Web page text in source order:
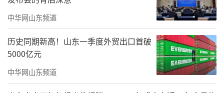
巧、情绪管理、相处方式等内容展开专题讲
解。摒弃枯燥的理论说教，活动创新采用情景
模拟、互动答疑、正反案例对比等形式，直观
展现日常沟通中的误区，细致拆解不当沟通带
来的负面影响，同时手把手引导家长学习温
和、理性的沟通方法。
中华网山东频道
历史同期新高！山东一季度外贸出口首破
5000亿元
中华网山东频道